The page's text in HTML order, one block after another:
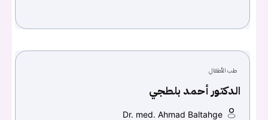
طب الأطفال
الدكتور أحمد بلطجي
Dr. med. Ahmad Baltahge